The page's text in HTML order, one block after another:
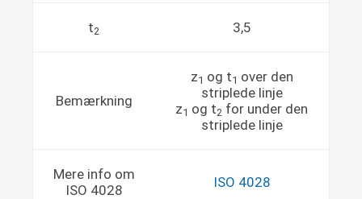
t2 3,5
Bemærkning
z1 og t1 over den
striplede linje
z1 og t2 for under den
striplede linje
Mere info om
ISO 4028
ISO 4028